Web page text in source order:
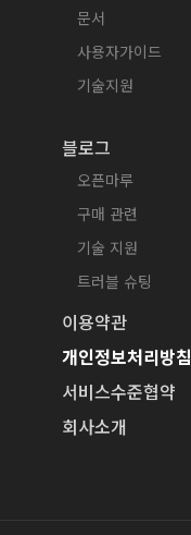
문서
사용자가이드
기술지원
블로그
오픈마루
구매 관련
기술 지원
트러블 슈팅
이용약관
개인정보처리방침
서비스수준협약
회사소개